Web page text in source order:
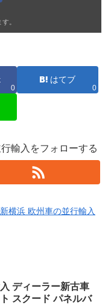
。
0
はてブ
0
輸入をフォローする
横浜 欧州車の並行輸入
ディーラー新古車
スクード パネルバ